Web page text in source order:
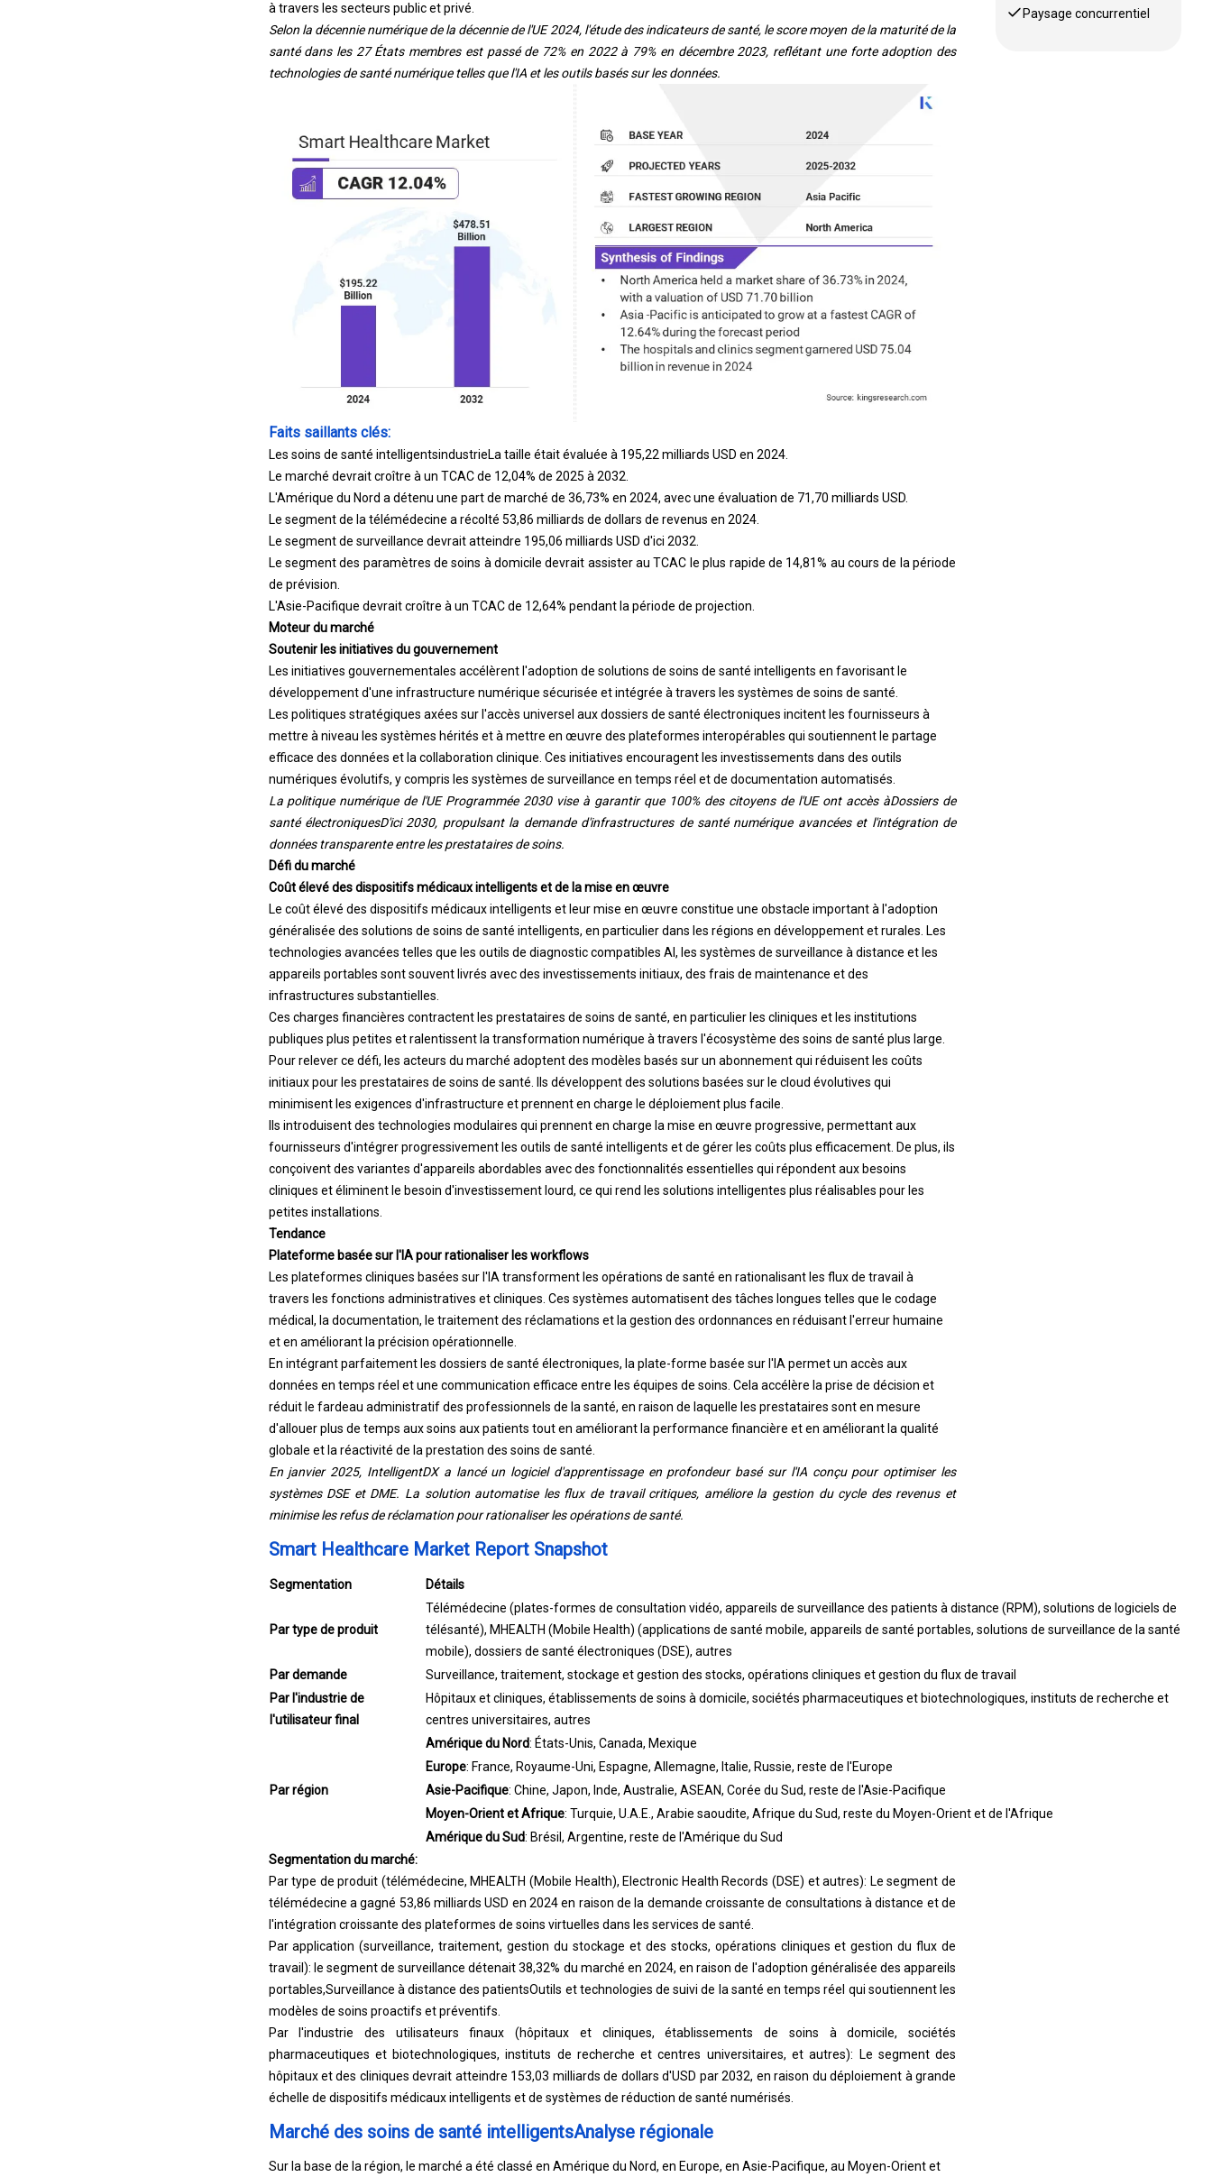
à travers les secteurs public et privé.
Selon la décennie numérique de la décennie de l'UE 2024, l'étude des indicateurs de santé, le score moyen de la maturité de la
santé dans les 27 États membres est passé de 72% en 2022 à 79% en décembre 2023, reflétant une forte adoption des
technologies de santé numérique telles que l'IA et les outils basés sur les données.
Faits saillants clés:
Les soins de santé intelligentsindustrieLa taille était évaluée à 195,22 milliards USD en 2024.
Le marché devrait croître à un TCAC de 12,04% de 2025 à 2032.
L'Amérique du Nord a détenu une part de marché de 36,73% en 2024, avec une évaluation de 71,70 milliards USD.
Le segment de la télémédecine a récolté 53,86 milliards de dollars de revenus en 2024.
Le segment de surveillance devrait atteindre 195,06 milliards USD d'ici 2032.
Le segment des paramètres de soins à domicile devrait assister au TCAC le plus rapide de 14,81% au cours de la période
de prévision.
L'Asie-Pacifique devrait croître à un TCAC de 12,64% pendant la période de projection.
Moteur du marché
Soutenir les initiatives du gouvernement
Les initiatives gouvernementales accélèrent l'adoption de solutions de soins de santé intelligents en favorisant le
développement d'une infrastructure numérique sécurisée et intégrée à travers les systèmes de soins de santé.
Les politiques stratégiques axées sur l'accès universel aux dossiers de santé électroniques incitent les fournisseurs à
mettre à niveau les systèmes hérités et à mettre en œuvre des plateformes interopérables qui soutiennent le partage
efficace des données et la collaboration clinique. Ces initiatives encouragent les investissements dans des outils
numériques évolutifs, y compris les systèmes de surveillance en temps réel et de documentation automatisés.
La politique numérique de l'UE Programmée 2030 vise à garantir que 100% des citoyens de l'UE ont accès àDossiers de
santé électroniquesD'ici 2030, propulsant la demande d'infrastructures de santé numérique avancées et l'intégration de
données transparente entre les prestataires de soins.
Défi du marché
Coût élevé des dispositifs médicaux intelligents et de la mise en œuvre
Le coût élevé des dispositifs médicaux intelligents et leur mise en œuvre constitue une obstacle important à l'adoption
généralisée des solutions de soins de santé intelligents, en particulier dans les régions en développement et rurales. Les
technologies avancées telles que les outils de diagnostic compatibles AI, les systèmes de surveillance à distance et les
appareils portables sont souvent livrés avec des investissements initiaux, des frais de maintenance et des
infrastructures substantielles.
Ces charges financières contractent les prestataires de soins de santé, en particulier les cliniques et les institutions
publiques plus petites et ralentissent la transformation numérique à travers l'écosystème des soins de santé plus large.
Pour relever ce défi, les acteurs du marché adoptent des modèles basés sur un abonnement qui réduisent les coûts
initiaux pour les prestataires de soins de santé. Ils développent des solutions basées sur le cloud évolutives qui
minimisent les exigences d'infrastructure et prennent en charge le déploiement plus facile.
Ils introduisent des technologies modulaires qui prennent en charge la mise en œuvre progressive, permettant aux
fournisseurs d'intégrer progressivement les outils de santé intelligents et de gérer les coûts plus efficacement. De plus, ils
conçoivent des variantes d'appareils abordables avec des fonctionnalités essentielles qui répondent aux besoins
cliniques et éliminent le besoin d'investissement lourd, ce qui rend les solutions intelligentes plus réalisables pour les
petites installations.
Tendance
Plateforme basée sur l'IA pour rationaliser les workflows
Les plateformes cliniques basées sur l'IA transforment les opérations de santé en rationalisant les flux de travail à
travers les fonctions administratives et cliniques. Ces systèmes automatisent des tâches longues telles que le codage
médical, la documentation, le traitement des réclamations et la gestion des ordonnances en réduisant l'erreur humaine
et en améliorant la précision opérationnelle.
En intégrant parfaitement les dossiers de santé électroniques, la plate-forme basée sur l'IA permet un accès aux
données en temps réel et une communication efficace entre les équipes de soins. Cela accélère la prise de décision et
réduit le fardeau administratif des professionnels de la santé, en raison de laquelle les prestataires sont en mesure
d'allouer plus de temps aux soins aux patients tout en améliorant la performance financière et en améliorant la qualité
globale et la réactivité de la prestation des soins de santé.
En janvier 2025, IntelligentDX a lancé un logiciel d'apprentissage en profondeur basé sur l'IA conçu pour optimiser les
systèmes DSE et DME. La solution automatise les flux de travail critiques, améliore la gestion du cycle des revenus et
minimise les refus de réclamation pour rationaliser les opérations de santé.
Smart Healthcare Market Report Snapshot
Segmentation Détails
Par type de produit
Télémédecine (plates-formes de consultation vidéo, appareils de surveillance des patients à distance (RPM), solutions de logiciels de
télésanté), MHEALTH (Mobile Health) (applications de santé mobile, appareils de santé portables, solutions de surveillance de la santé
mobile), dossiers de santé électroniques (DSE), autres
Par demande
Surveillance, traitement, stockage et gestion des stocks, opérations cliniques et gestion du flux de travail
Par l'industrie de
l'utilisateur final
Hôpitaux et cliniques, établissements de soins à domicile, sociétés pharmaceutiques et biotechnologiques, instituts de recherche et
centres universitaires, autres
Par région
Amérique du Nord: États-Unis, Canada, Mexique
Europe: France, Royaume-Uni, Espagne, Allemagne, Italie, Russie, reste de l'Europe
Asie-Pacifique: Chine, Japon, Inde, Australie, ASEAN, Corée du Sud, reste de l'Asie-Pacifique
Moyen-Orient et Afrique: Turquie, U.A.E., Arabie saoudite, Afrique du Sud, reste du Moyen-Orient et de l'Afrique
Amérique du Sud: Brésil, Argentine, reste de l'Amérique du Sud
Segmentation du marché:
Par type de produit (télémédecine, MHEALTH (Mobile Health), Electronic Health Records (DSE) et autres): Le segment de
télémédecine a gagné 53,86 milliards USD en 2024 en raison de la demande croissante de consultations à distance et de
l'intégration croissante des plateformes de soins virtuelles dans les services de santé.
Par application (surveillance, traitement, gestion du stockage et des stocks, opérations cliniques et gestion du flux de
travail): le segment de surveillance détenait 38,32% du marché en 2024, en raison de l'adoption généralisée des appareils
portables,Surveillance à distance des patientsOutils et technologies de suivi de la santé en temps réel qui soutiennent les
modèles de soins proactifs et préventifs.
Par l'industrie des utilisateurs finaux (hôpitaux et cliniques, établissements de soins à domicile, sociétés
pharmaceutiques et biotechnologiques, instituts de recherche et centres universitaires, et autres): Le segment des
hôpitaux et des cliniques devrait atteindre 153,03 milliards de dollars d'USD par 2032, en raison du déploiement à grande
échelle de dispositifs médicaux intelligents et de systèmes de réduction de santé numérisés.
Marché des soins de santé intelligentsAnalyse régionale
Sur la base de la région, le marché a été classé en Amérique du Nord, en Europe, en Asie-Pacifique, au Moyen-Orient et
Paysage concurrentiel